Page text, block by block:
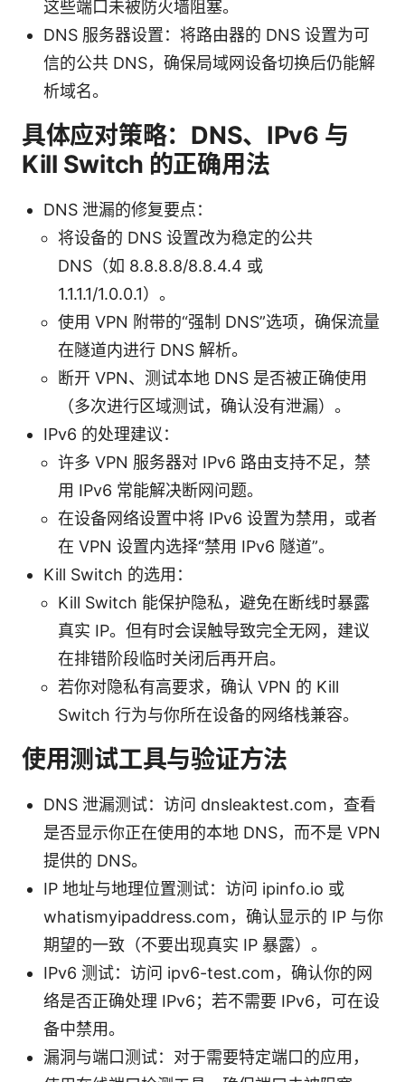
这些端口未被防火墙阻塞。
DNS 服务器设置：将路由器的 DNS 设置为可
信的公共 DNS，确保局域网设备切换后仍能解
析域名。
具体应对策略：DNS、IPv6 与
Kill Switch 的正确用法
DNS 泄漏的修复要点：
将设备的 DNS 设置改为稳定的公共
DNS（如 8.8.8.8/8.8.4.4 或
1.1.1.1/1.0.0.1）。
使用 VPN 附带的“强制 DNS”选项，确保流量
在隧道内进行 DNS 解析。
断开 VPN、测试本地 DNS 是否被正确使用
（多次进行区域测试，确认没有泄漏）。
IPv6 的处理建议：
许多 VPN 服务器对 IPv6 路由支持不足，禁
用 IPv6 常能解决断网问题。
在设备网络设置中将 IPv6 设置为禁用，或者
在 VPN 设置内选择“禁用 IPv6 隧道”。
Kill Switch 的选用：
Kill Switch 能保护隐私，避免在断线时暴露
真实 IP。但有时会误触导致完全无网，建议
在排错阶段临时关闭后再开启。
若你对隐私有高要求，确认 VPN 的 Kill
Switch 行为与你所在设备的网络栈兼容。
使用测试工具与验证方法
DNS 泄漏测试：访问 dnsleaktest.com，查看
是否显示你正在使用的本地 DNS，而不是 VPN
提供的 DNS。
IP 地址与地理位置测试：访问 ipinfo.io 或
whatismyipaddress.com，确认显示的 IP 与你
期望的一致（不要出现真实 IP 暴露）。
IPv6 测试：访问 ipv6-test.com，确认你的网
络是否正确处理 IPv6；若不需要 IPv6，可在设
备中禁用。
漏洞与端口测试：对于需要特定端口的应用，